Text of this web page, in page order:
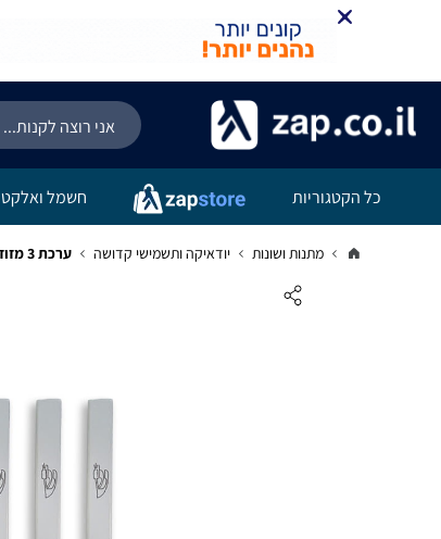
כל הקטגוריות חשמל
מתנות ושונות יודאיקה ותשמישי קדושה ערכת 3 מזוזות במבצע+בתי מזוזה גודל 12 ס"מ ניקל